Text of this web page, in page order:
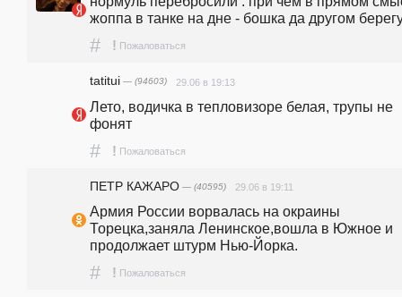
жоппа в танке на дне - бошка да другом
# ! Пожаловаться
tatitui — (94603) 29.06 в 19:13
Лето, водичка в тепловизоре белая, трупы не
фонят
# ! Пожаловаться
ПЕТР КАЖАРО — (40595) 29.06 в 19:11
Армия России ворвалась на окраины
Торецка,заняла Ленинское,вошла в Южное и
продолжает штурм Нью-Йорка.
# ! Пожаловаться